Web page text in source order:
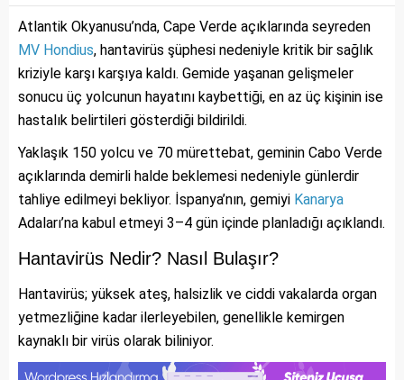
Atlantik Okyanusu’nda, Cape Verde açıklarında seyreden
MV Hondius, hantavirüs şüphesi nedeniyle kritik bir sağlık
kriziyle karşı karşıya kaldı. Gemide yaşanan gelişmeler
sonucu üç yolcunun hayatını kaybettiği, en az üç kişinin ise
hastalık belirtileri gösterdiği bildirildi.
Yaklaşık 150 yolcu ve 70 mürettebat, geminin Cabo Verde
açıklarında demirli halde beklemesi nedeniyle günlerdir
tahliye edilmeyi bekliyor. İspanya’nın, gemiyi Kanarya
Adaları’na kabul etmeyi 3–4 gün içinde planladığı açıklandı.
Hantavirüs Nedir? Nasıl Bulaşır?
Hantavirüs; yüksek ateş, halsizlik ve ciddi vakalarda organ
yetmezliğine kadar ilerleyebilen, genellikle kemirgen
kaynaklı bir virüs olarak biliniyor.